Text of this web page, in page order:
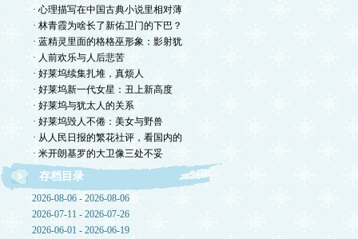
· 心理描写在中国古典小说里相对薄
· 林青霞为啥长了新佑卫门的下巴？
· 蓝精灵里面的格格巫形象：影射犹
· 人前欢乐与人后悲苦
· 好莱坞续集扎堆，真烦人
· 好莱坞新一代女星：丑上新高度
· 好莱坞与犹太人的关系
· 好莱坞毁人不倦：美女与野兽
· 从人民日报的繁花社评，看国内的
· 米开朗基罗的大卫像三处不妥
存档目录
2026-08-06 - 2026-08-06
2026-07-11 - 2026-07-26
2026-06-01 - 2026-06-19